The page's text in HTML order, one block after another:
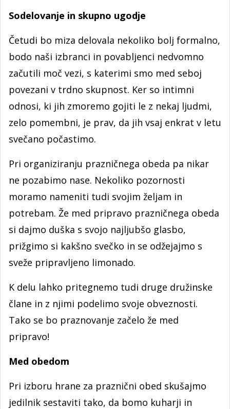
Sodelovanje in skupno ugodje
Četudi bo miza delovala nekoliko bolj formalno,
bodo naši izbranci in povabljenci nedvomno
začutili moč vezi, s katerimi smo med seboj
povezani v trdno skupnost. Ker so intimni
odnosi, ki jih zmoremo gojiti le z nekaj ljudmi,
zelo pomembni, je prav, da jih vsaj enkrat v letu
svečano počastimo.
Pri organiziranju prazničnega obeda pa nikar
ne pozabimo nase. Nekoliko pozornosti
moramo nameniti tudi svojim željam in
potrebam. Že med pripravo prazničnega obeda
si dajmo duška s svojo najljubšo glasbo,
prižgimo si kakšno svečko in se odžejajmo s
sveže pripravljeno limonado.
K delu lahko pritegnemo tudi druge družinske
člane in z njimi podelimo svoje obveznosti.
Tako se bo praznovanje začelo že med
pripravo!
Med obedom
Pri izboru hrane za praznični obed skušajmo
jedilnik sestaviti tako, da bomo kuharji in